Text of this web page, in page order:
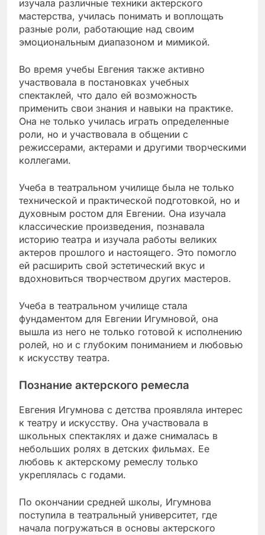
изучала различные техники актерского
мастерства, училась понимать и воплощать
разные роли, работающие над своим
эмоциональным диапазоном и мимикой.
Во время учебы Евгения также активно
участвовала в постановках учебных
спектаклей, что дало ей возможность
применить свои знания и навыки на практике.
Она не только училась играть определенные
роли, но и участвовала в общении с
режиссерами, актерами и другими творческими
коллегами.
Учеба в театральном училище была не только
технической и практической подготовкой, но и
духовным ростом для Евгении. Она изучала
классические произведения, познавала
историю театра и изучала работы великих
актеров прошлого и настоящего. Это помогло
ей расширить свой эстетический вкус и
вдохновиться творчеством других мастеров.
Учеба в театральном училище стала
фундаментом для Евгении Игумновой, она
вышла из него не только готовой к исполнению
ролей, но и с глубоким пониманием и любовью
к искусству театра.
Познание актерского ремесла
Евгения Игумнова с детства проявляла интерес
к театру и искусству. Она участвовала в
школьных спектаклях и даже снималась в
небольших ролях в детских фильмах. Ее
любовь к актерскому ремеслу только
укреплялась с годами.
По окончании средней школы, Игумнова
поступила в театральный университет, где
начала погружаться в основы актерского